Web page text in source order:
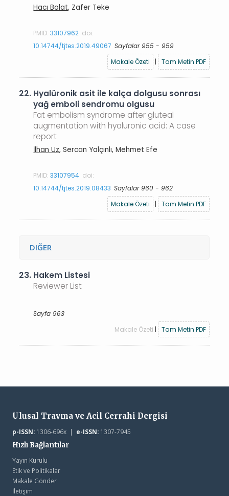
Hacı Bolat, Zafer Teke
PMID:33107962 doi:
10.14744/tjtes.2019.49067 Sayfalar 955 - 959
Makale Özeti
| Tam Metin PDF
22. Hyalüronik asit ile kalça dolgusu sonrası
yağ emboli sendromu olgusu
Fat embolism syndrome after gluteal
augmentation with hyaluronic acid: A case
report
İlhan Uz, Sercan Yalçınlı, Mehmet Efe
PMID:33107954 doi:
10.14744/tjtes.2019.08433 Sayfalar 960 - 962
Makale Özeti
| Tam Metin PDF
DIĞER
23. Hakem Listesi
Reviewer List
Sayfa 963
Makale Özeti | Tam Metin PDF
Ulusal Travma ve Acil Cerrahi Dergisi
p-ISSN:1306-696x | e-ISSN:1307-7945
Hızlı Bağlantılar
Yayın Kurulu
Etik ve Politikalar
Makale Gönder
İletişim